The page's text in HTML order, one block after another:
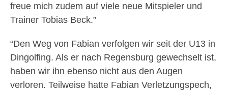
freue mich zudem auf viele neue Mitspieler und
Trainer Tobias Beck.”
“Den Weg von Fabian verfolgen wir seit der U13 in
Dingolfing. Als er nach Regensburg gewechselt ist,
haben wir ihn ebenso nicht aus den Augen
verloren. Teilweise hatte Fabian Verletzungspech,